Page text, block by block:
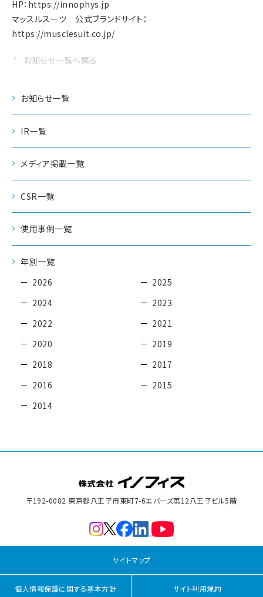
HP： https://innophys.jp
マッスルスーツ 公式ブランドサイト：
https://musclesuit.co.jp/
お知らせ一覧へ戻る
お知らせ一覧
IR一覧
メディア掲載一覧
CSR一覧
使用事例一覧
年別一覧
2026
2025
2024
2023
2022
2021
2020
2019
2018
2017
2016
2015
2014
〒192-0082 東京都八王子市東町7-6エバーズ第12八王子ビル5階
サイトマップ
個人情報保護に関する基本方針 サイト利用規約